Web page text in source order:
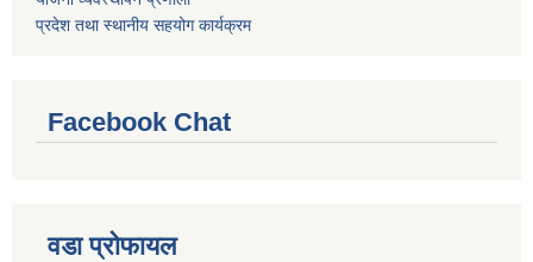
प्रदेश तथा स्थानीय सहयोग कार्यक्रम
Facebook Chat
वडा प्रोफायल